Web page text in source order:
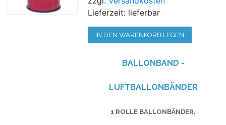
Lieferzeit: lieferbar
IN DEN WARENKORB LEGEN
BALLONBAND -
LUFTBALLONBÄNDER
1 ROLLE BALLONBÄNDER,